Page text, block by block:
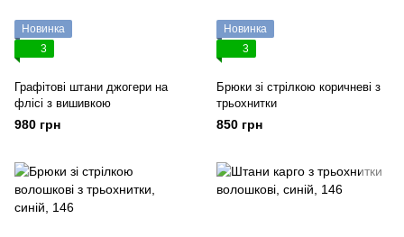
Новинка
3
Графітові штани джогери на
флісі з вишивкою
980 грн
Новинка
3
Брюки зі стрілкою коричневі з
трьохнитки
850 грн